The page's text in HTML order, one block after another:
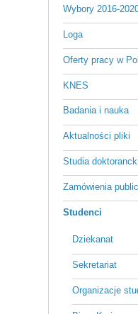
Wybory 2016-
Loga
Oferty pracy w
KNES
Badania i nauka
Aktualności pliki
Studia
Zamówienia
Studenci
Dziekanat
Sekretariat
Organizacje